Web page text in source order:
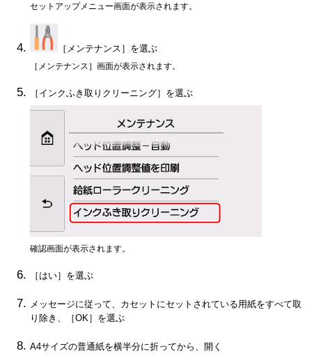
セットアップメニュー画面が表示されます。
［ メンテナンス ］を選ぶ
［ メンテナンス ］画面が表示されます。
［ インクふき取りクリーニング］を選ぶ
確認画面が表示されます。
［ はい］を選ぶ
メッセージに従って、 カセット にセットされている用紙をすべて取
り除き、［OK ］を選ぶ
A4サイズの普通紙を横半分に折ってから、開く